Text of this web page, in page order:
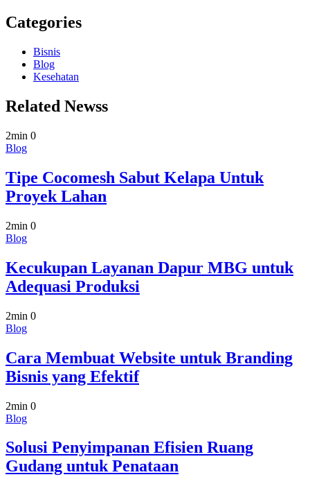
Categories
Bisnis
Blog
Kesehatan
Related Newss
2min 0
Blog
Tipe Cocomesh Sabut Kelapa Untuk
Proyek Lahan
2min 0
Blog
Kecukupan Layanan Dapur MBG untuk
Adequasi Produksi
2min 0
Blog
Cara Membuat Website untuk Branding
Bisnis yang Efektif
2min 0
Blog
Solusi Penyimpanan Efisien Ruang
Gudang untuk Penataan